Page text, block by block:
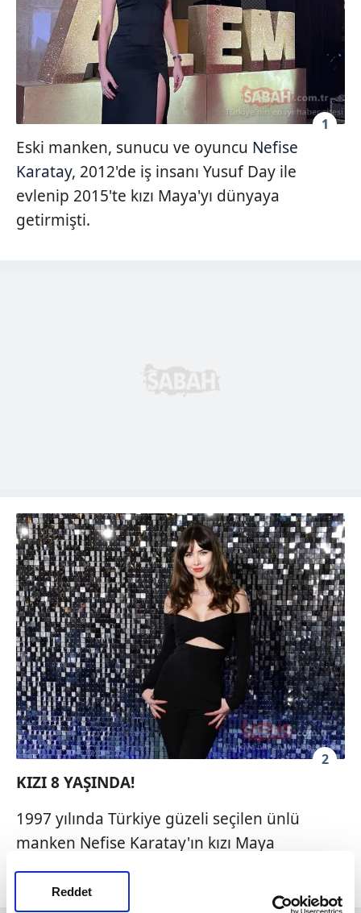
Reddet
1
Eski manken, sunucu ve oyuncu Nefise
Karatay, 2012'de iş insanı Yusuf Day ile
evlenip 2015'te kızı Maya'yı dünyaya
getirmişti.
2
KIZI 8 YAŞINDA!
1997 yılında Türkiye güzeli seçilen ünlü
manken Nefise Karatay'ın kızı Maya
şimdilerde 8 yaşında.